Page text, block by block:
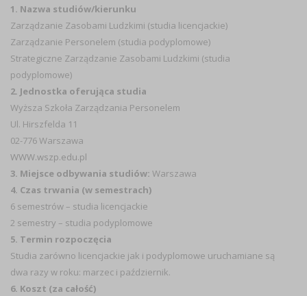
1. Nazwa studiów/kierunku
Zarządzanie Zasobami Ludzkimi (studia licencjackie)
Zarządzanie Personelem (studia podyplomowe)
Strategiczne Zarządzanie Zasobami Ludzkimi (studia
podyplomowe)
2. Jednostka oferująca studia
Wyższa Szkoła Zarządzania Personelem
Ul. Hirszfelda 11
02-776 Warszawa
WWW.wszp.edu.pl
3. Miejsce odbywania studiów: Warszawa
4. Czas trwania (w semestrach)
6 semestrów – studia licencjackie
2 semestry – studia podyplomowe
5. Termin rozpoczęcia
Studia zarówno licencjackie jak i podyplomowe uruchamiane są
dwa razy w roku: marzec i październik.
6. Koszt (za całość)